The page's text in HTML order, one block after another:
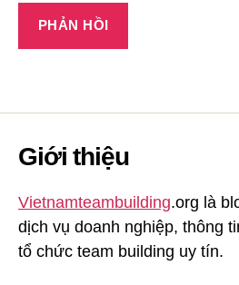
Giới thiệu
Vietnamteambuilding.org là
dịch vụ doanh nghiệp, thông
tổ chức team building uy tín.